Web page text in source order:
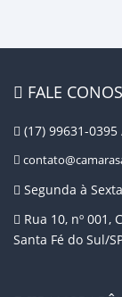
FALE
(17) 99631-
Segunda à
Rua 10, nº 001,
Santa Fé do Sul/